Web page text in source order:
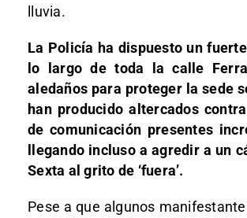
lluvia.
La Policía ha dispuesto un
lo largo de toda la calle
aledaños para proteger la sede
han producido altercados
de comunicación presentes
llegando incluso a agredir a un
Sexta al grito de ‘fuera’.
Pese a que algunos